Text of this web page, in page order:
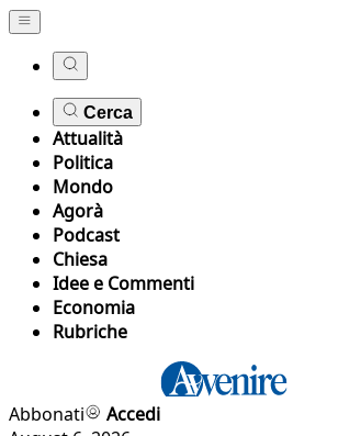
Cerca
Attualità
Politica
Mondo
Agorà
Podcast
Chiesa
Idee e Commenti
Economia
Rubriche
Abbonati
Accedi